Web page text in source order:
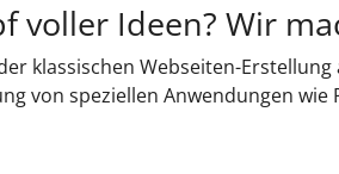
voller Ideen? Wir
klassischen Webseiten-
von speziellen Anwendungen